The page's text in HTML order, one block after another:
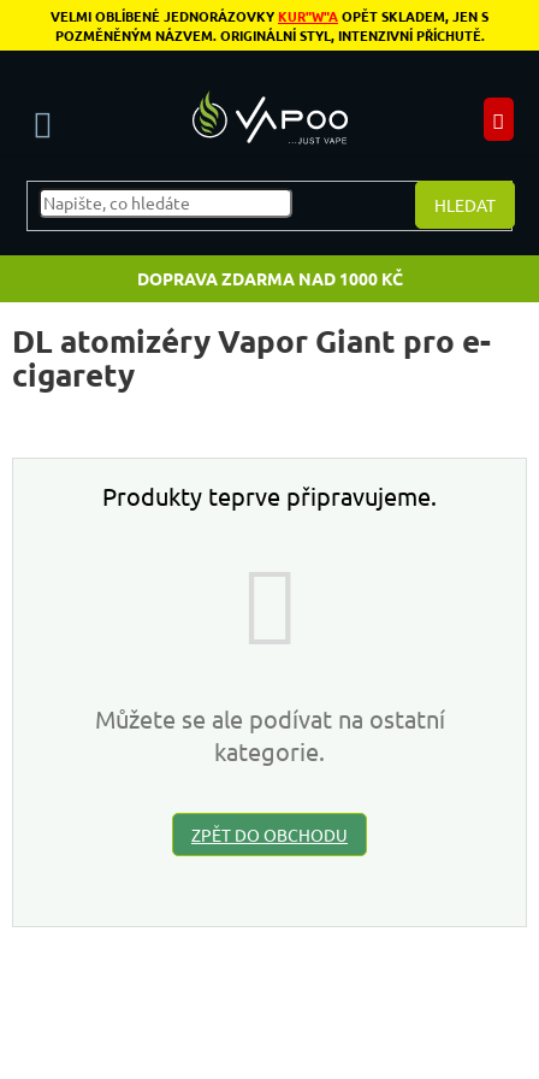
Přejít na obsah
VELMI OBLÍBENÉ JEDNORÁZOVKYKUR"W"AOPĚT SKLADEM, JEN S
POZMĚNĚNÝM NÁZVEM. ORIGINÁLNÍ STYL, INTENZIVNÍ PŘÍCHUTĚ.
HLEDAT
DOPRAVA ZDARMA NAD 1000 KČ
DL atomizéry Vapor Giant pro e-
cigarety
Produkty teprve připravujeme.
Můžete se ale podívat na ostatní
kategorie.
ZPĚT DO OBCHODU